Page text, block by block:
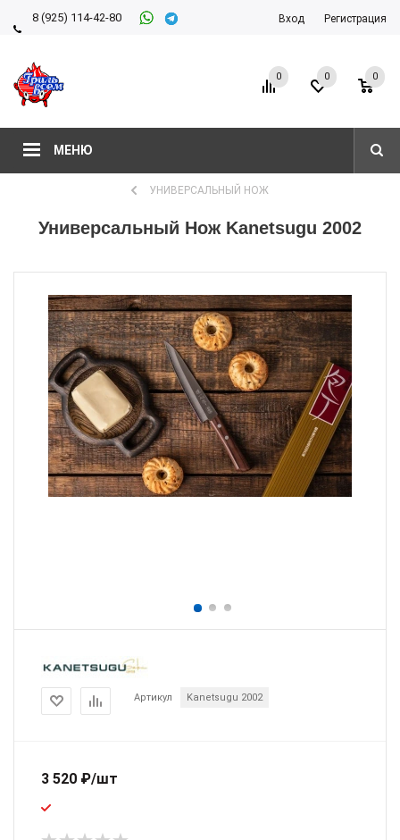
8 (925) 114-42-80
Вход Регистрация
МЕНЮ
0 0
0
УНИВЕРСАЛЬНЫЙ НОЖ
Универсальный Нож Kanetsugu 2002
Артикул Kanetsugu 2002
3 520 ₽/шт